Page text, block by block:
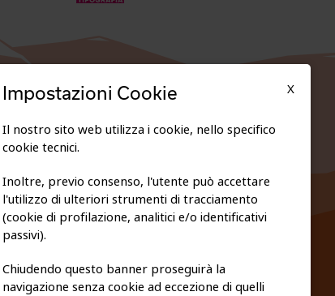
FEDERAZIONE TRASPARENTE
PRIVACY E COOKIE POLICY
X
Impostazioni Cookie
Il nostro sito web utilizza i cookie, nello specifico
cookie tecnici.
Inoltre, previo consenso, l'utente può accettare
l'utilizzo di ulteriori strumenti di tracciamento
(cookie di profilazione, analitici e/o identificativi
passivi).
Chiudendo questo banner proseguirà la
navigazione senza cookie ad eccezione di quelli